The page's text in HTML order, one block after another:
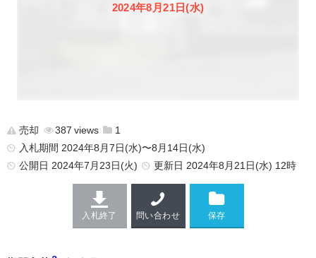
2024年8月21日(水)
売却 387
1
入札期間 2024年8月7日(水)〜8月14日(水)
公開日 2024年7月23日(火) 更新日 2024年8月21日(水) 12時
入札終了 問い合わせ